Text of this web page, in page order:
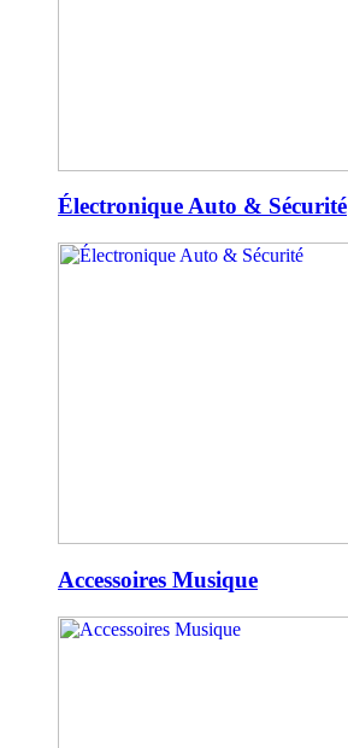
Électronique Auto & Sécurité
Accessoires Musique